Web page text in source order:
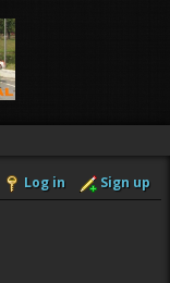
Log in Sign up